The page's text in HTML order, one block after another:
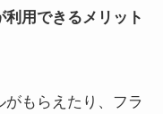
用できるメリット
もらえたり、フラ